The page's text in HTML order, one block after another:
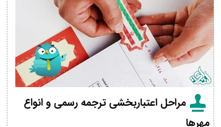
مراحل اعتباربخشی ترجمه رسمی و انواع
مهرها